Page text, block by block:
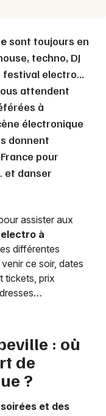
sont toujours en
techno, DJ
electro...
attendent
à
électronique
donnent
pour
et danser
assister aux
à
différentes
ce soir, dates
tickets, prix
: où
de
?
et des